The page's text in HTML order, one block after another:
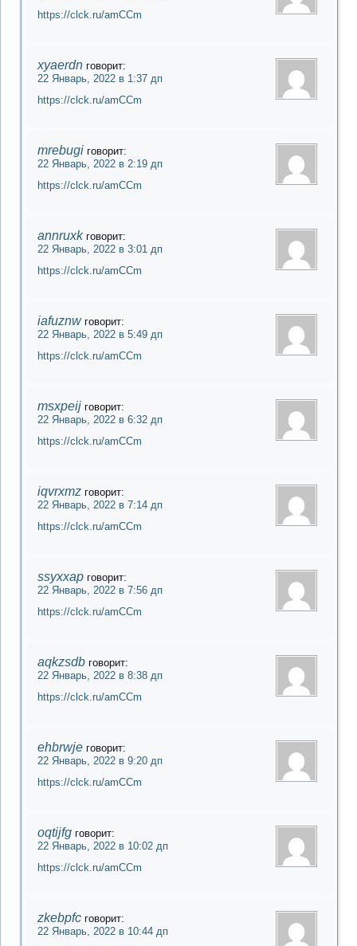
https://clck.ru/amCCm
xyaerdn говорит:
22 Январь, 2022 в 1:37 дп
https://clck.ru/amCCm
mrebugi говорит:
22 Январь, 2022 в 2:19 дп
https://clck.ru/amCCm
annruxk говорит:
22 Январь, 2022 в 3:01 дп
https://clck.ru/amCCm
iafuznw говорит:
22 Январь, 2022 в 5:49 дп
https://clck.ru/amCCm
msxpeij говорит:
22 Январь, 2022 в 6:32 дп
https://clck.ru/amCCm
iqvrxmz говорит:
22 Январь, 2022 в 7:14 дп
https://clck.ru/amCCm
ssyxxap говорит:
22 Январь, 2022 в 7:56 дп
https://clck.ru/amCCm
aqkzsdb говорит:
22 Январь, 2022 в 8:38 дп
https://clck.ru/amCCm
ehbrwje говорит:
22 Январь, 2022 в 9:20 дп
https://clck.ru/amCCm
oqtijfg говорит:
22 Январь, 2022 в 10:02 дп
https://clck.ru/amCCm
zkebpfc говорит:
22 Январь, 2022 в 10:44 дп